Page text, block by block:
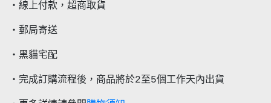
・線上付款，超商取貨
・郵局寄送
・黑貓宅配
・完成訂購流程後，商品將於2至5個工作天內出貨